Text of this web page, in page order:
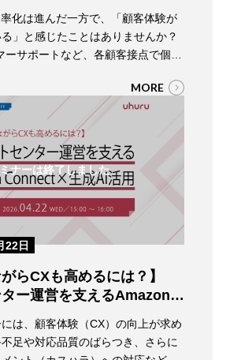
限界を超える「デジタル
う新常識
タマーサポートで顧客対
る現場へ～
化は進んだ一方で、「顧客体験が
」と感じたことはありませんか？
ーサポートなど、各顧客接点で個別
一貫性のない体験となり、結果とし
低下を招く要因にもなり得ます。
した分断された顧客体験の課題に
ではなく“人のように…
MORE
22日
ナーは終了しました
らCXも高めるには？】
ー運営を支えるAmazon C
は、顧客体験（CX）の向上が求め
足や対応品質のばらつき、さらに